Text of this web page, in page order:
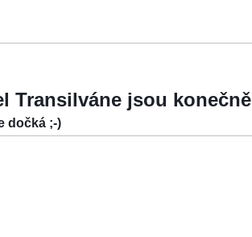
Transilváne jsou konečně
dočká ;-)